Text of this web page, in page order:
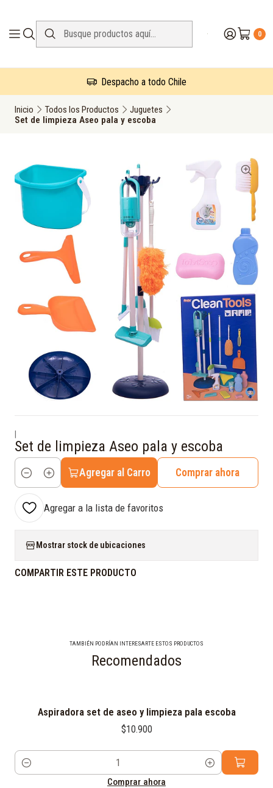
0
Despacho a todo Chile
Inicio Todos los Productos
Juguetes
Set de limpieza Aseo pala y escoba
Set de limpieza Aseo pala y escoba
Cantidad
Agregar al Carro Comprar ahora
Agregar a la lista de favoritos
Mostrar stock de ubicaciones
COMPARTIR ESTE PRODUCTO
TAMBIÉN PODRÍAN INTERESARTE ESTOS PRODUCTOS
Recomendados
Aspiradora set de aseo y limpieza pala escoba
$10.900
Cantidad
Comprar ahora